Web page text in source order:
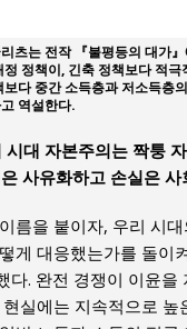
츠는 전작 『불평등의 대가
정 정책이, 긴축 정책보다 적
보다 중간 소득층과 저소득층
역설한다.
시대 자본주의는 짝퉁
사유화하고 손실은
름을 붙이자, 우리 시
게 대응했는가를 돌이
다. 완전 경쟁이 이윤
현실에는 지속적으로